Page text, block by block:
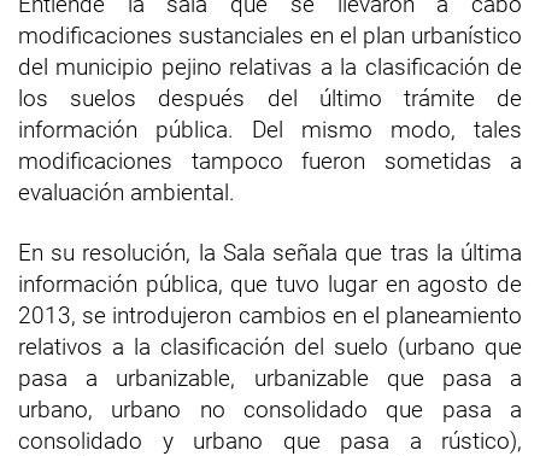
modificaciones sustanciales en el plan urbanístico
del municipio pejino relativas a la clasificación de
los suelos después del último trámite de
información pública. Del mismo modo, tales
modificaciones tampoco fueron sometidas a
evaluación ambiental.
En su resolución, la Sala señala que tras la última
información pública, que tuvo lugar en agosto de
2013, se introdujeron cambios en el planeamiento
relativos a la clasificación del suelo (urbano que
pasa a urbanizable, urbanizable que pasa a
urbano, urbano no consolidado que pasa a
consolidado y urbano que pasa a rústico),